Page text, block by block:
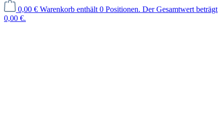
0,00 € Warenkorb enthält 0 Positionen. Der Gesamtwert beträgt
0,00 €.